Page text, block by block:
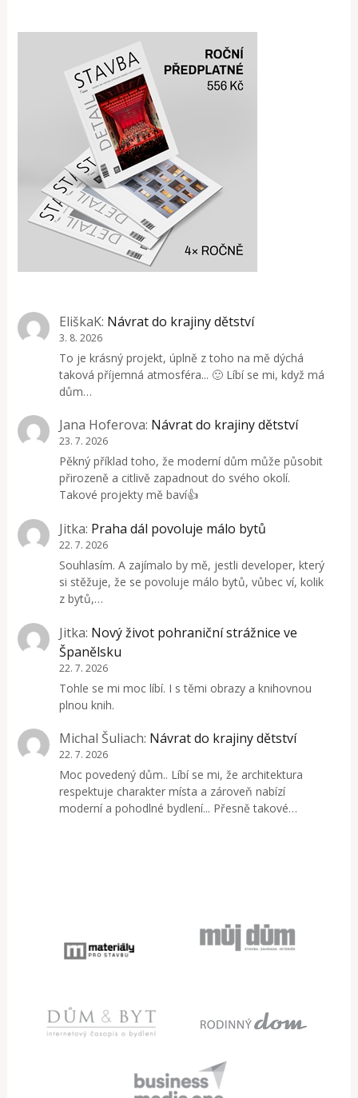
EliškaK: Návrat do krajiny dětství
3. 8. 2026
To je krásný projekt, úplně z toho na mě dýchá
taková příjemná atmosféra... 🙂 Líbí se mi, když má
dům…
Jana Hoferova: Návrat do krajiny dětství
23. 7. 2026
Pěkný příklad toho, že moderní dům může působit
přirozeně a citlivě zapadnout do svého okolí.
Takové projekty mě baví👍
Jitka: Praha dál povoluje málo bytů
22. 7. 2026
Souhlasím. A zajímalo by mě, jestli developer, který
si stěžuje, že se povoluje málo bytů, vůbec ví, kolik
z bytů,…
Jitka: Nový život pohraniční strážnice ve
Španělsku
22. 7. 2026
Tohle se mi moc líbí. I s těmi obrazy a knihovnou
plnou knih.
Michal Šuliach: Návrat do krajiny dětství
22. 7. 2026
Moc povedený dům.. Líbí se mi, že architektura
respektuje charakter místa a zároveň nabízí
moderní a pohodlné bydlení... Přesně takové…